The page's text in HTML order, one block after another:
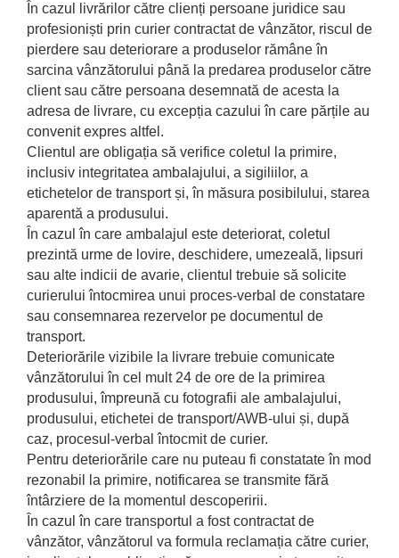
În cazul livrărilor către clienți persoane juridice sau
profesioniști prin curier contractat de vânzător, riscul de
pierdere sau deteriorare a produselor rămâne în
sarcina vânzătorului până la predarea produselor către
client sau către persoana desemnată de acesta la
adresa de livrare, cu excepția cazului în care părțile au
convenit expres altfel.
Clientul are obligația să verifice coletul la primire,
inclusiv integritatea ambalajului, a sigiliilor, a
etichetelor de transport și, în măsura posibilului, starea
aparentă a produsului.
În cazul în care ambalajul este deteriorat, coletul
prezintă urme de lovire, deschidere, umezeală, lipsuri
sau alte indicii de avarie, clientul trebuie să solicite
curierului întocmirea unui proces-verbal de constatare
sau consemnarea rezervelor pe documentul de
transport.
Deteriorările vizibile la livrare trebuie comunicate
vânzătorului în cel mult 24 de ore de la primirea
produsului, împreună cu fotografii ale ambalajului,
produsului, etichetei de transport/AWB-ului și, după
caz, procesul-verbal întocmit de curier.
Pentru deteriorările care nu puteau fi constatate în mod
rezonabil la primire, notificarea se transmite fără
întârziere de la momentul descoperirii.
În cazul în care transportul a fost contractat de
vânzător, vânzătorul va formula reclamația către curier,